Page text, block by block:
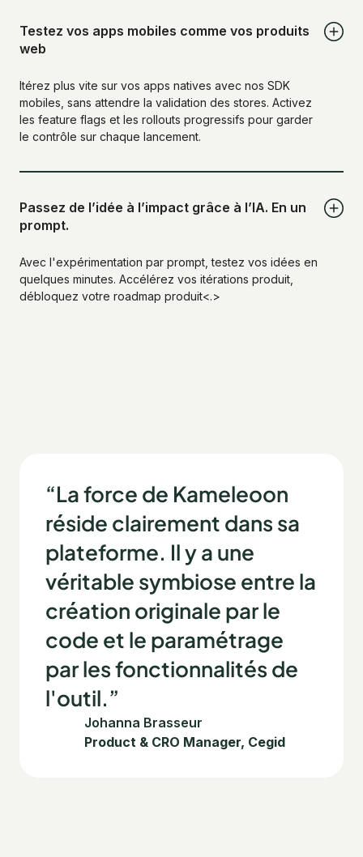
Testez vos apps mobiles comme vos produits
web
Itérez plus vite sur vos apps natives avec nos SDK
mobiles, sans attendre la validation des stores. Activez
les feature flags et les rollouts progressifs pour garder
le contrôle sur chaque lancement.
Passez de l’idée à l’impact grâce à l’IA. En un
prompt.
Avec l'expérimentation par prompt, testez vos idées en
quelques minutes. Accélérez vos itérations produit,
débloquez votre roadmap produit<.>
“La force de Kameleoon
réside clairement dans sa
plateforme. Il y a une
véritable symbiose entre la
création originale par le
code et le paramétrage
par les fonctionnalités de
l'outil.”
Johanna Brasseur
Product & CRO Manager, Cegid